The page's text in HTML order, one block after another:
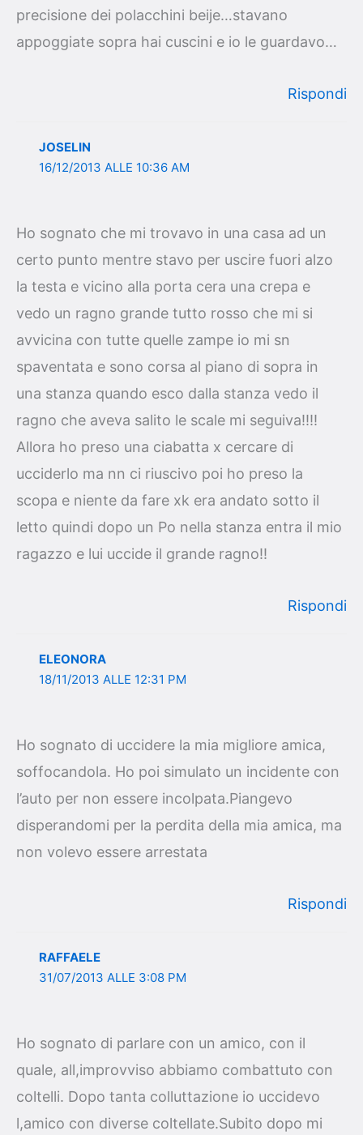
precisione dei polacchini beije…stavano
appoggiate sopra hai cuscini e io le guardavo…
Rispondi
JOSELIN
16/12/2013 ALLE 10:36 AM
Ho sognato che mi trovavo in una casa ad un
certo punto mentre stavo per uscire fuori alzo
la testa e vicino alla porta cera una crepa e
vedo un ragno grande tutto rosso che mi si
avvicina con tutte quelle zampe io mi sn
spaventata e sono corsa al piano di sopra in
una stanza quando esco dalla stanza vedo il
ragno che aveva salito le scale mi seguiva!!!!
Allora ho preso una ciabatta x cercare di
ucciderlo ma nn ci riuscivo poi ho preso la
scopa e niente da fare xk era andato sotto il
letto quindi dopo un Po nella stanza entra il mio
ragazzo e lui uccide il grande ragno!!
Rispondi
ELEONORA
18/11/2013 ALLE 12:31 PM
Ho sognato di uccidere la mia migliore amica,
soffocandola. Ho poi simulato un incidente con
l’auto per non essere incolpata.Piangevo
disperandomi per la perdita della mia amica, ma
non volevo essere arrestata
Rispondi
RAFFAELE
31/07/2013 ALLE 3:08 PM
Ho sognato di parlare con un amico, con il
quale, all,improvviso abbiamo combattuto con
coltelli. Dopo tanta colluttazione io uccidevo
l,amico con diverse coltellate.Subito dopo mi